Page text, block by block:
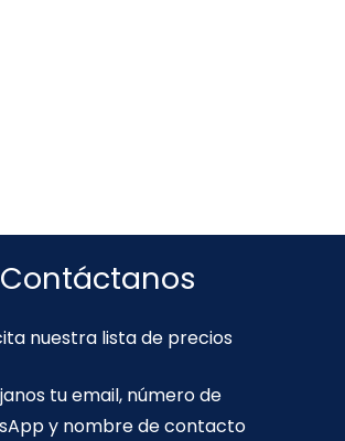
Contáctanos
nuestra lista de precios
tu email, número de
y nombre de contacto